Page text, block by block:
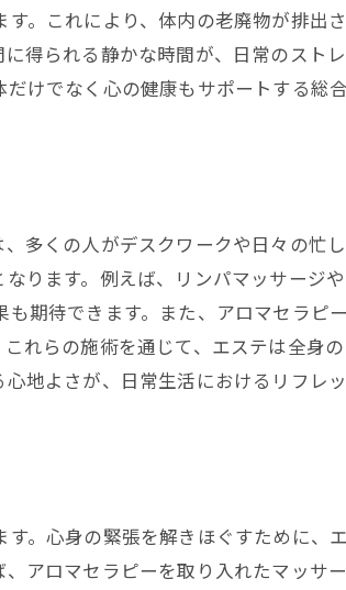
の心得
。これにより、体内の老廃物が排出
得られる静かな時間が、日常のスト
けでなく心の健康もサポートする総
多くの人がデスクワークや日々の忙
ります。例えば、リンパマッサージ
期待できます。また、アロマセラピ
れらの施術を通じて、エステは全身
地よさが、日常生活におけるリフレ
。心身の緊張を解きほぐすために、
アロマセラピーを取り入れたマッサ